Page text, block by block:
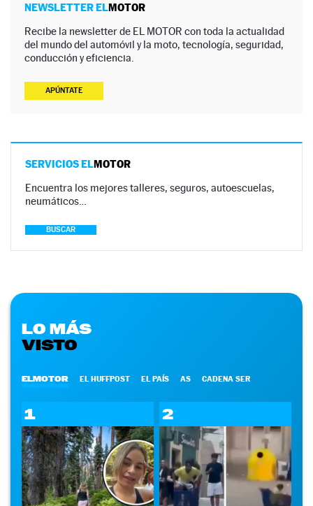
NEWSLETTER ELMOTOR
Recibe la newsletter de EL MOTOR con toda la actualidad
del mundo del automóvil y la moto, tecnología, seguridad,
conducción y eficiencia.
APÚNTATE
SERVICIOS ELMOTOR
Encuentra los mejores talleres, seguros, autoescuelas,
neumáticos…
BUSCAR
LO MÁS
VISTO
ELMOTOR EL HUFFPOST EL PAÍS AS CADENA SER
1 2